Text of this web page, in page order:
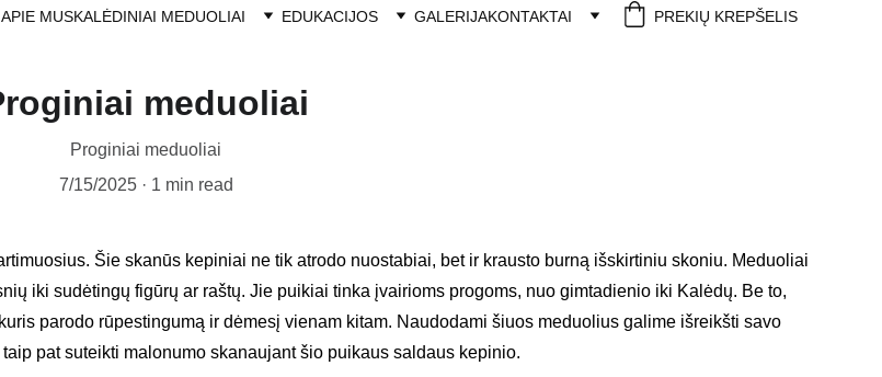
APIE MUSKALĖDINIAI MEDUOLIAI EDUKACIJOS GALERIJAKONTAKTAI PREKIŲ KREPŠELIS
meduoliai
Proginiai meduoliai
7/15/2025
1 min read
Šie skanūs kepiniai ne tik atrodo nuostabiai, bet ir krausto burną išskirtiniu skoniu. Meduoliai
iki sudėtingų figūrų ar raštų. Jie puikiai tinka įvairioms progoms, nuo gimtadienio iki Kalėdų. Be to,
parodo rūpestingumą ir dėmesį vienam kitam. Naudodami šiuos meduolius galime išreikšti savo
pat suteikti malonumo skanaujant šio puikaus saldaus kepinio.